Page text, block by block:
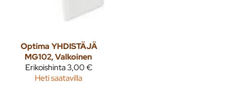
Optima YHDISTÄJÄ
MG102, Valkoinen
Erikoishinta3,00 €
Heti saatavilla